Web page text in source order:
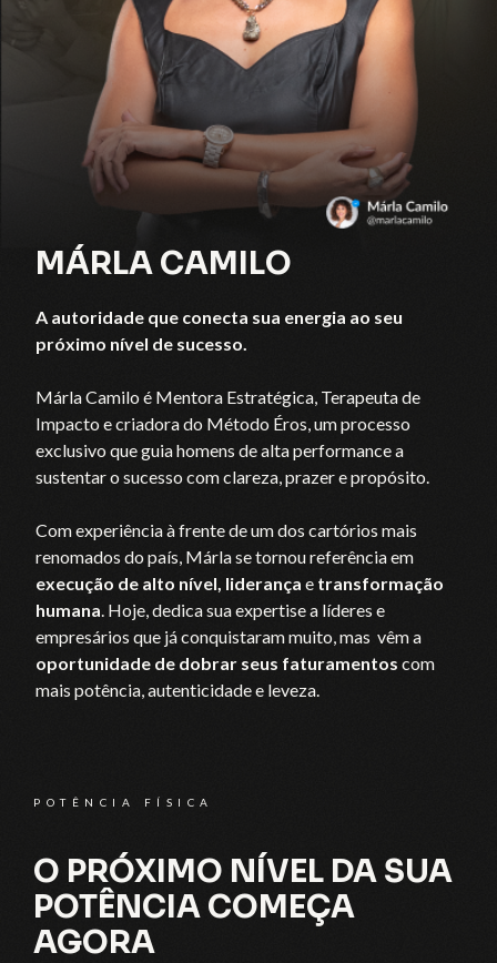
MÁRLA CAMILO
A autoridade que conecta sua energia ao seu
próximo nível de sucesso.
Márla Camilo é Mentora Estratégica, Terapeuta de
Impacto e criadora do Método Éros, um processo
exclusivo que guia homens de alta performance a
sustentar o sucesso com clareza, prazer e propósito.
Com experiência à frente de um dos cartórios mais
renomados do país, Márla se tornou referência em
execução de alto nível, liderança e transformação
humana. Hoje, dedica sua expertise a líderes e
empresários que já conquistaram muito, mas vêm a
oportunidade de dobrar seus faturamentos com
mais potência, autenticidade e leveza.
POTÊNCIA FÍSICA
O PRÓXIMO NÍVEL DA SUA
POTÊNCIA COMEÇA
AGORA